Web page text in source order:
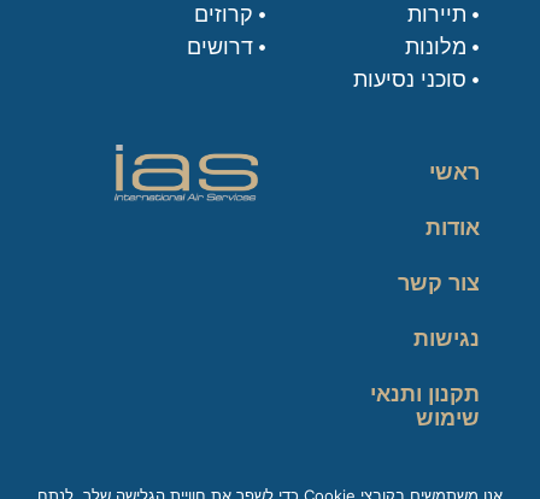
תיירות
מלונות
סוכני נסיעות
קרוזים
דרושים
ראשי
אודות
צור קשר
נגישות
תקנון ותנאי
שימוש